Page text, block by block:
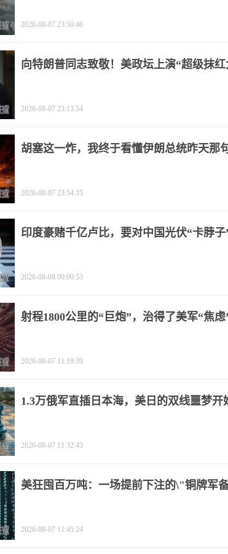
2026-08-07 23:50:46
向特朗普同志致敬！美政坛上演“超级抹红
2026-08-07 23:13:54
胡塞这一炸，我终于看懂伊朗总统昨天那
2026-08-07 23:54:35
印度豪赌千亿卢比，要对中国光伏“卡脖子
2026-08-08 00:00:53
射程1800公里的“巨炮”，治得了美军“焦虑
2026-08-07 11:19:39
1.3万俄军直插日本海，美日的双线噩梦开
2026-08-07 11:32:43
美狂囤百万吨：一场提前下注的\"铜牌军
2026-08-07 11:45:24